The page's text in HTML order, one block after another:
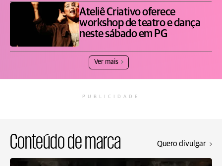
Ateliê Criativo oferece
workshop de teatro e dança
neste sábado em PG
Ver mais
PUBLICIDADE
Conteúdo de marca Quero divulgar